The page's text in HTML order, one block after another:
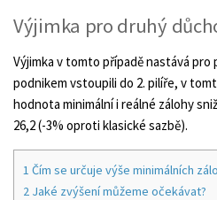
Výjimka pro druhý
Výjimka v tomto případě nastává
podnikem vstoupili do 2. pilíře, v
hodnota minimální i reálné zálohy
26,2 (-3% oproti klasické sazbě).
1 Čím se určuje výše minimálních
2 Jaké zvýšení můžeme očekávat?